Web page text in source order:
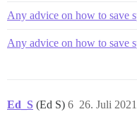
4816636 /var/lib
Any advice on how to save
Any advice on how to save
Ed_S (Ed S) 26. Juli
6